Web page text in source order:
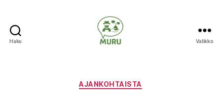
Haku Valikko
Kategoriat
AJANKOHTAISTA